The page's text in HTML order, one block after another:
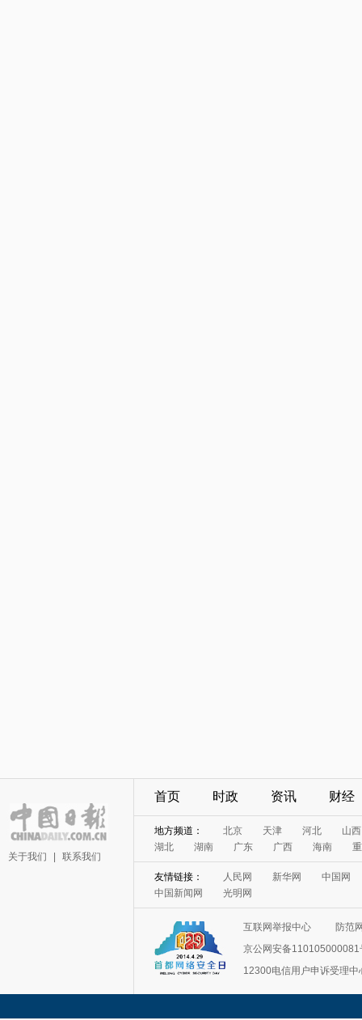
关于我们 联系我们
首页 时政 资讯 财经
地方频道： 北京 天津 河北
山西
湖北
湖南 广东 广西 海南
友情链接： 人民网 新华网
中国网
中国新闻网
光明网
互联网举报中心
防范
京公网安备110105000081
12300电信用户申诉受理中